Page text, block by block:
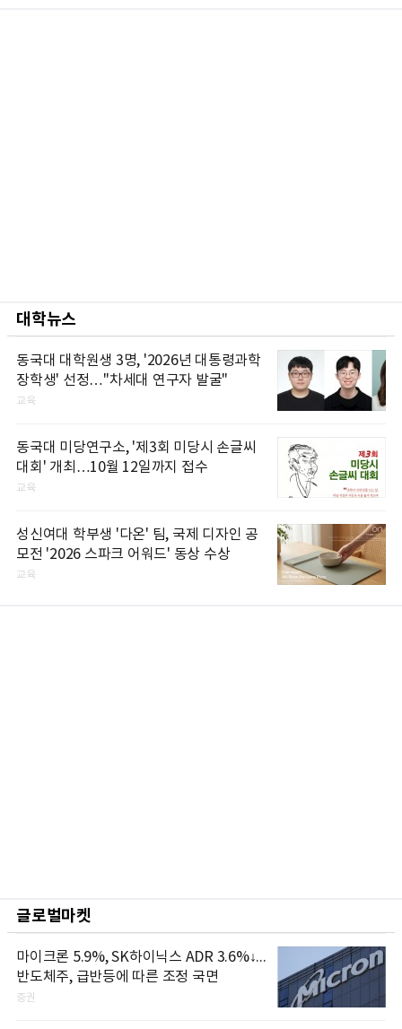
대학뉴스
동국대 대학원생 3명, '2026년 대통령과학
장학생' 선정…"차세대 연구자 발굴"
교육
동국대 미당연구소, '제3회 미당시 손글씨
대회' 개최…10월 12일까지 접수
교육
성신여대 학부생 '다온' 팀, 국제 디자인 공
모전 '2026 스파크 어워드' 동상 수상
교육
글로벌마켓
마이크론 5.9%, SK하이닉스 ADR 3.6%↓...
반도체주, 급반등에 따른 조정 국면
증권